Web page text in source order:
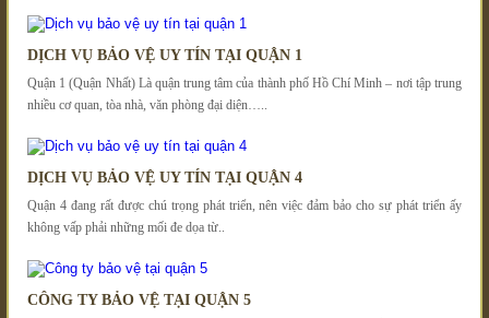
DỊCH VỤ BẢO VỆ UY TÍN TẠI QUẬN 1
Quận 1 (Quận Nhất) Là quận trung tâm của thành phố Hồ Chí Minh – nơi tập trung
nhiều cơ quan, tòa nhà, văn phòng đại diện…..
DỊCH VỤ BẢO VỆ UY TÍN TẠI QUẬN 4
Quận 4 đang rất được chú trọng phát triển, nên việc đảm bảo cho sự phát triển ấy
không vấp phải những mối đe dọa từ..
CÔNG TY BẢO VỆ TẠI QUẬN 5